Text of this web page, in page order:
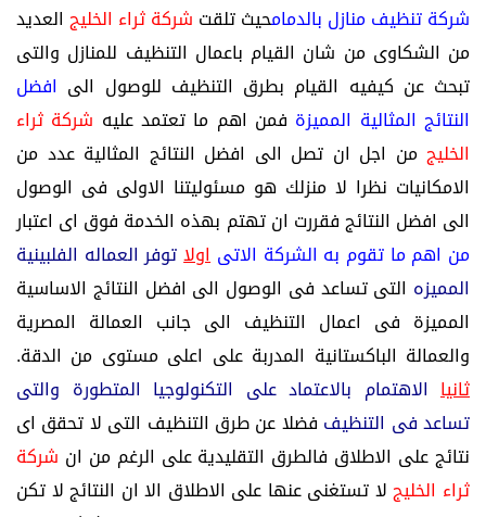
شركة تنظيف منازل بالدمامحيث تلقت شركة ثراء الخليج العديد
من الشكاوى من شان القيام باعمال التنظيف للمنازل والتى
تبحث عن كيفيه القيام بطرق التنظيف للوصول الى افضل
النتائج المثالية المميزة فمن اهم ما تعتمد عليه شركة ثراء
الخليج من اجل ان تصل الى افضل النتائج المثالية عدد من
الامكانيات نظرا لا منزلك هو مسئوليتنا الاولى فى الوصول
الى افضل النتائج فقررت ان تهتم بهذه الخدمة فوق اى اعتبار
من اهم ما تقوم به الشركة الاتى اولاتوفر العماله الفلبينية
المميزه التى تساعد فى الوصول الى افضل النتائج الاساسية
المميزة فى اعمال التنظيف الى جانب العمالة المصرية
والعمالة الباكستانية المدربة على اعلى مستوى من الدقة.
ثانيا الاهتمام بالاعتماد على التكنولوجيا المتطورة والتى
تساعد فى التنظيف فضلا عن طرق التنظيف التى لا تحقق اى
نتائج على الاطلاق فالطرق التقليدية على الرغم من ان شركة
ثراء الخليجلا تستغنى عنها على الاطلاق الا ان النتائج لا تكن